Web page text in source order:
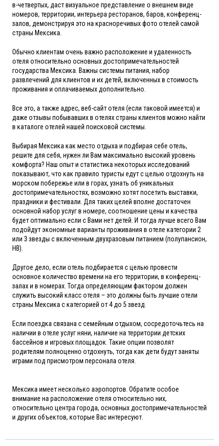
в-четвертых, даст визуальное представление о внешнем виде
номеров, территории, интерьера ресторанов, баров, конференц-
залов, демонстрируя это на красноречивых фото отелей самой
страны Мексика.
Обычно клиентам очень важно расположение и удаленность
отеля относительно основных достопримечательностей
государства Мексика. Важны системы питания, набор
развлечений для клиентов и их детей, включенных в стоимость
проживания и оплачиваемых дополнительно.
Все это, а также адрес, веб-сайт отеля (если таковой имеется) и
даже отзывы побывавших в отелях страны клиентов можно найти
в каталоге отелей нашей поисковой системы.
Выбирая Мексика как место отдыха и подбирая себе отель,
решите для себя, нужен ли Вам максимально высокий уровень
комфорта? Наш опыт и статистика некоторых исследований
показывают, что как правило туристы едут с целью отдохнуть на
морском побережье или в горах, узнать об уникальных
достопримечательностях, возможно хотят посетить выставки,
праздники и фестивали. Для таких целей вполне достаточен
основной набор услуг в номере, соотношение цены и качества
будет оптимально если с Вами нет детей. И тогда лучше всего Вам
подойдут экономные варианты проживания в отеле категории 2
или 3 звезды с включенным двухразовым питанием (полупансион,
HB).
Другое дело, если отель подбирается с целью провести
основное количество времени на его территории, в конференц-
залах и в номерах. Тогда определяющим фактором должен
служить высокий класс отеля – это должны быть лучшие отели
страны Мексика с категорией от 4 до 5 звезд.
Если поездка связана с семейным отдыхом, сосредоточьтесь на
наличии в отеле услуг няни, наличие на территории детских
бассейнов и игровых площадок. Такие опции позволят
родителям полноценно отдохнуть, тогда как дети будут заняты
играми под присмотром персонала отеля.
Мексика имеет несколько аэропортов. Обратите особое
внимание на расположение отеля относительно них,
относительно центра города, основных достопримечательностей
и других объектов, которые Вас интересуют.